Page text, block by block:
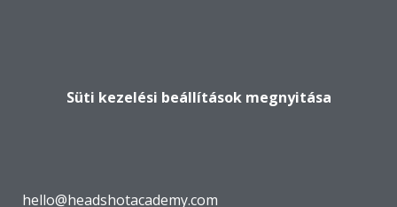
Süti kezelési beállítások megnyitása
hello@headshotacademy.com